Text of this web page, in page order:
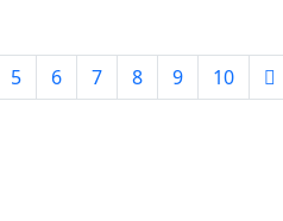
5 6 7 8 9 10